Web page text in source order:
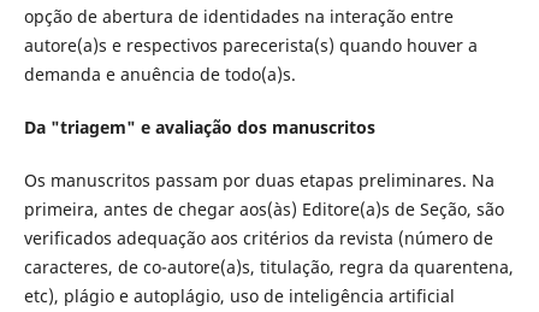
opção de abertura de identidades na interação entre
autore(a)s e respectivos parecerista(s) quando houver a
demanda e anuência de todo(a)s.
Da "triagem" e avaliação dos manuscritos
Os manuscritos passam por duas etapas preliminares. Na
primeira, antes de chegar aos(às) Editore(a)s de Seção, são
verificados adequação aos critérios da revista (número de
caracteres, de co-autore(a)s, titulação, regra da quarentena,
etc), plágio e autoplágio, uso de inteligência artificial